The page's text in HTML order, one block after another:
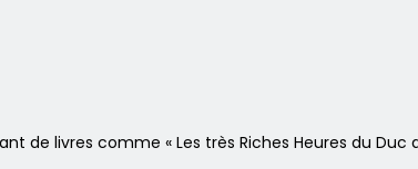
de livres comme « Les très Riches Heures du Duc